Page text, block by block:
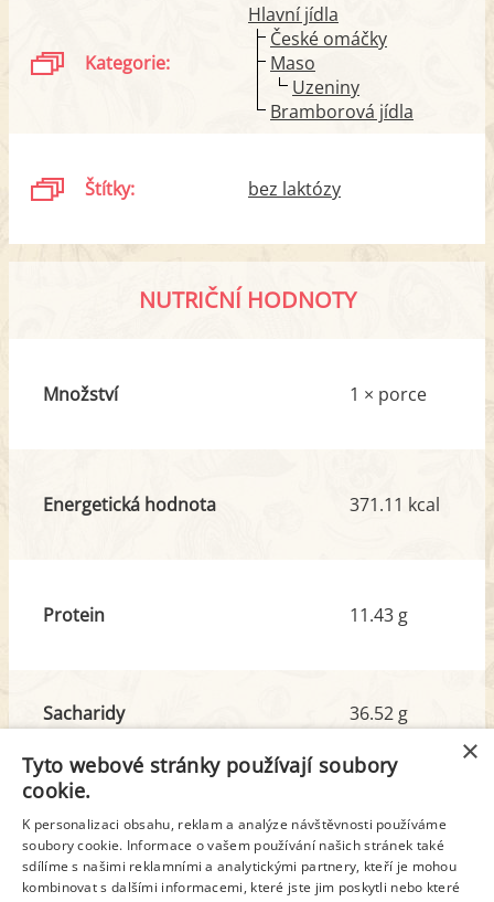
Kategorie:
Hlavní jídla
České omáčky
Maso
Uzeniny
Bramborová jídla
Štítky: bez laktózy
NUTRIČNÍ HODNOTY
Množství 1 × porce
Energetická hodnota 371.11 kcal
Protein 11.43 g
Sacharidy
z toho cukr
36.52 g
2.61 g
Tuk
z toho nas. mastné kyseliny
18.31 g
6.07 g
×
Tyto webové stránky používají soubory
cookie.
K personalizaci obsahu, reklam a analýze návštěvnosti používáme
soubory cookie. Informace o vašem používání našich stránek také
sdílíme s našimi reklamními a analytickými partnery, kteří je mohou
kombinovat s dalšími informacemi, které jste jim poskytli nebo které